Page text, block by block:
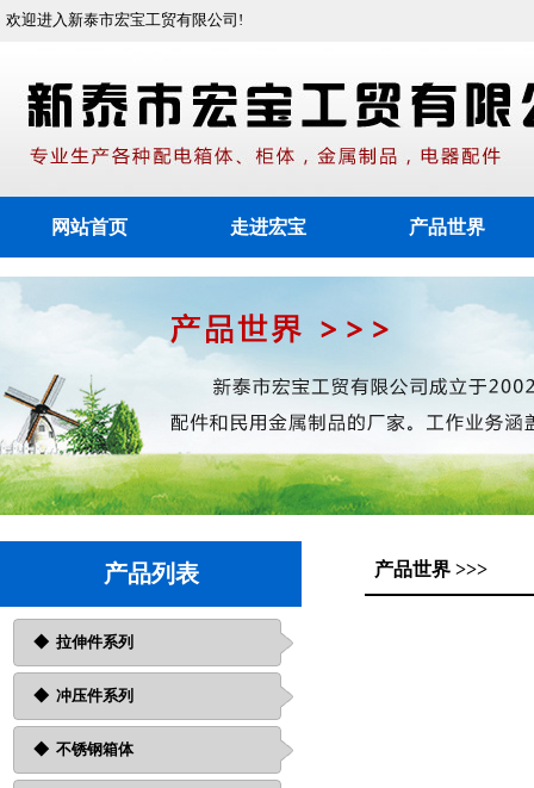
欢迎进入新泰市宏宝工贸有限公司!
网站首页 走进宏宝 产品世界
产品列表
◆ 拉伸件系列
◆ 冲压件系列
◆ 不锈钢箱体
产品世界 >>>